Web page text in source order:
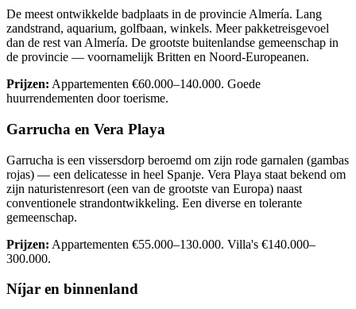
De meest ontwikkelde badplaats in de provincie Almería. Lang
zandstrand, aquarium, golfbaan, winkels. Meer pakketreisgevoel
dan de rest van Almería. De grootste buitenlandse gemeenschap in
de provincie — voornamelijk Britten en Noord-Europeanen.
Prijzen: Appartementen €60.000–140.000. Goede
huurrendementen door toerisme.
Garrucha en Vera Playa
Garrucha is een vissersdorp beroemd om zijn rode garnalen (gambas
rojas) — een delicatesse in heel Spanje. Vera Playa staat bekend om
zijn naturistenresort (een van de grootste van Europa) naast
conventionele strandontwikkeling. Een diverse en tolerante
gemeenschap.
Prijzen: Appartementen €55.000–130.000. Villa's €140.000–
300.000.
Níjar en binnenland